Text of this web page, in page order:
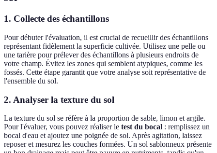
1. Collecte des échantillons
Pour débuter l'évaluation, il est crucial de recueillir des échantillons
représentant fidèlement la superficie cultivée. Utilisez une pelle ou
une tarière pour prélever des échantillons à plusieurs endroits de
votre champ. Évitez les zones qui semblent atypiques, comme les
fossés. Cette étape garantit que votre analyse soit représentative de
l'ensemble du sol.
2. Analyser la texture du sol
La texture du sol se réfère à la proportion de sable, limon et argile.
Pour l'évaluer, vous pouvez réaliser le test du bocal : remplissez un
bocal d'eau et ajoutez une poignée de sol. Après agitation, laissez
reposer et mesurez les couches formées. Un sol sablonneux présente